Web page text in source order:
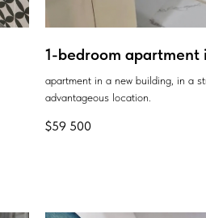
1-bedroom apartment
apartment in a new building, in a
advantageous location.
$59 500